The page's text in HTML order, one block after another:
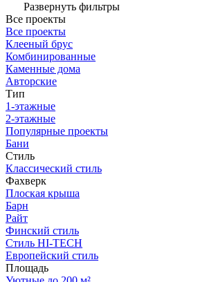
Развернуть фильтры
Все проекты
Все проекты
Клееный брус
Комбинированные
Каменные дома
Авторские
Тип
1-этажные
2-этажные
Популярные проекты
Бани
Стиль
Классический стиль
Фахверк
Плоская крыша
Барн
Райт
Финский стиль
Стиль HI-TECH
Европейский стиль
Площадь